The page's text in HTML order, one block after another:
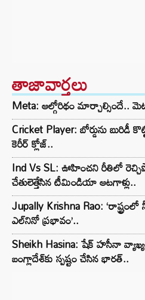
తాజావార్తలు
Meta: ఆల్గోరిథం మార్చాల్సిందే..
Cricket Player: బోర్డును బురిడీ
కెరీర్ క్లోజ్..
Ind Vs SL: ఊహించని రీతిలో
చేతులెత్తేసిన టీమిండియా ఆటగాళ్లు..
Jupally Krishna Rao:
ఎల్‌నినో ప్రభావం’..
Sheikh Hasina: షేక్ హసీనా
బంగ్లాదేశ్‌కు స్పష్టం చేసిన భారత్..